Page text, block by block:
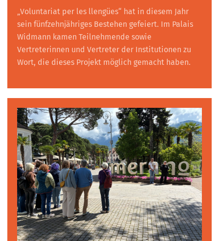
„Voluntariat per les llengües“ hat in diesem Jahr
sein fünfzehnjähriges Bestehen gefeiert. Im Palais
Widmann kamen Teilnehmende sowie
Vertreterinnen und Vertreter der Institutionen zu
Wort, die dieses Projekt möglich gemacht haben.